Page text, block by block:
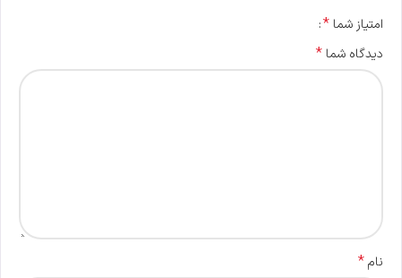
امتیاز شما *
دیدگاه شما *
نام*